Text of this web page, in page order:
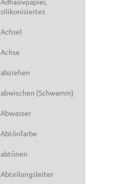
silikonisiertes
Achsel
Achse
abziehen
abwischen (Schwamm)
Abwasser
Abtönfarbe
abtönen
Abteilungsleiter